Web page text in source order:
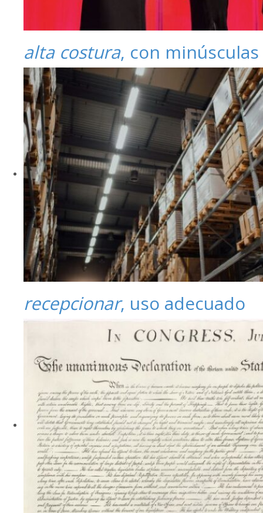
alta costura, con minúsculas
recepcionar, uso adecuado